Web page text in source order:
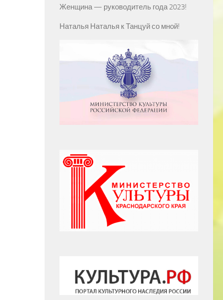
Женщина — руководитель года 2023!
Наталья Наталья кТанцуй со мной!